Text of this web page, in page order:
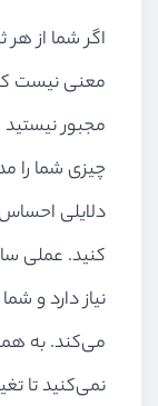
اگر شما از هر
معنی نیست که
مجبور
چیزی شما
دلایلی احساس
کنید. عملی
نیاز دارد و
می‌کند. به
نمی‌کنید تا